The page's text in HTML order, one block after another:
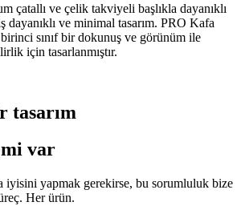
çatallı ve çelik takviyeli başlıkla dayanıklı
dayanıklı ve minimal tasarım. PRO Kafa
sınıf bir dokunuş ve görünüm ile
için tasarlanmıştır.
tasarım
var
iyisini yapmak gerekirse, bu sorumluluk bize
Her ürün.